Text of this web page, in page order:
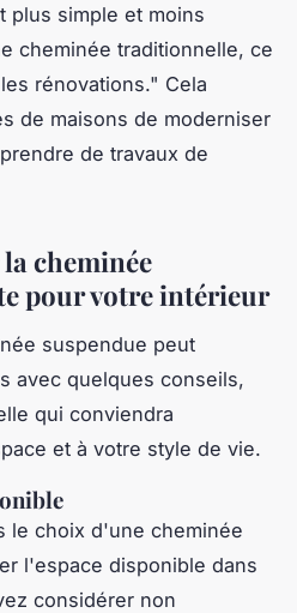
plus simple et moins
cheminée traditionnelle, ce
rénovations." Cela
de maisons de moderniser
de travaux de
cheminée
pour votre intérieur
suspendue peut
avec quelques conseils,
qui conviendra
et à votre style de vie.
le choix d'une cheminée
l'espace disponible dans
considérer non